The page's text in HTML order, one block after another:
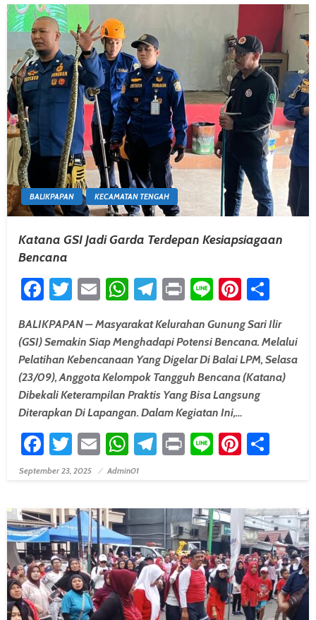
BALIKPAPAN KECAMATAN TENGAH
Katana GSI Jadi Garda Terdepan Kesiapsiagaan
Bencana
Facebook
Twitter
EmailWhatsApp
Telegram
PrintLine
BALIKPAPAN – Masyarakat Kelurahan Gunung Sari Ilir
(GSI) Semakin Siap Menghadapi Potensi Bencana. Melalui
Pelatihan Kebencanaan Yang Digelar Di Balai LPM, Selasa
(23/09), Anggota Kelompok Tangguh Bencana (Katana)
Dibekali Keterampilan Praktis Yang Bisa Langsung
Diterapkan Di Lapangan. Dalam Kegiatan Ini,…
Facebook
Twitter
EmailWhatsApp
Telegram
PrintLine
Posted On
September 23, 2025 Admin01